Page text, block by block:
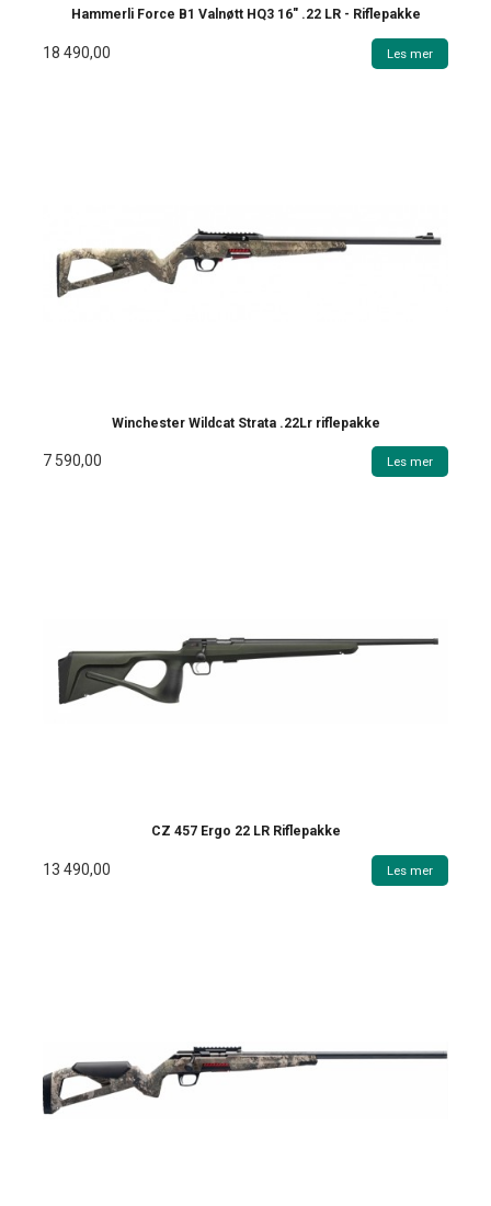
Hammerli Force B1 Valnøtt HQ3 16" .22 LR - Riflepakke
18 490,00 Les mer
Winchester Wildcat Strata .22Lr riflepakke
7 590,00 Les mer
CZ 457 Ergo 22 LR Riflepakke
13 490,00 Les mer